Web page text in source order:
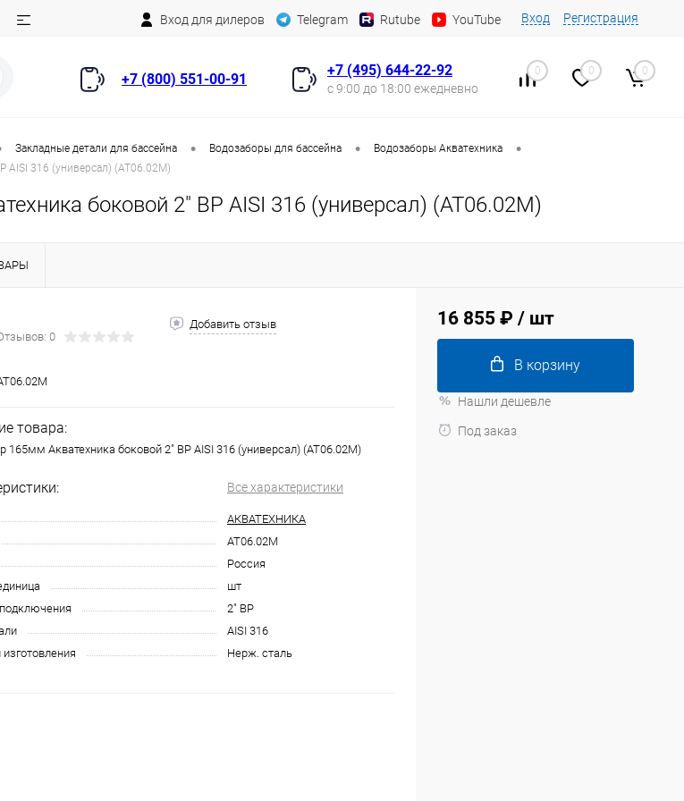
Вход для дилеров Telegram Rutube YouTube Вход Регистрация
+7 (800) 551-00-91
+7 (495) 644-22-92
с 9:00 до 18:00 ежедневно
0 0 0
Закладные детали для бассейна • Водозаборы для бассейна • Водозаборы Акватехника •
AISI 316 (универсал) (AT06.02M)
боковой 2" ВР AISI 316 (универсал) (AT06.02M)
0
Добавить отзыв
товара:
165мм Акватехника боковой 2" ВР AISI 316 (универсал) (AT06.02M)
Все характеристики
АКВАТЕХНИКА
AT06.02M
Россия
шт
2" ВР
AISI 316
Нерж. сталь
16 855 ₽ / шт
В корзину
Нашли дешевле
Под заказ